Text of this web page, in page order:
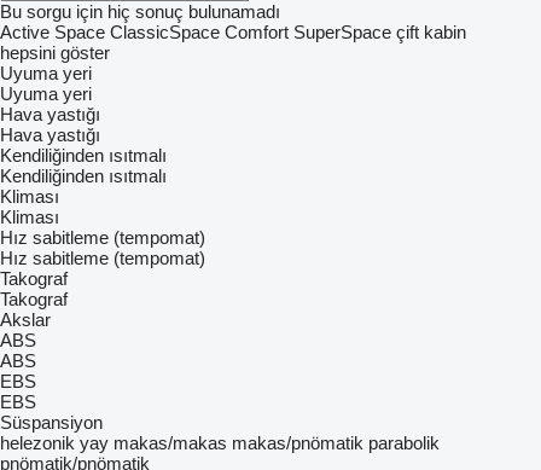
Bu sorgu için hiç sonuç bulunamadı
Active Space ClassicSpace Comfort SuperSpace çift kabin
hepsini göster
Uyuma yeri
Uyuma yeri
Hava yastığı
Hava yastığı
Kendiliğinden ısıtmalı
Kendiliğinden ısıtmalı
Kliması
Kliması
Hız sabitleme (tempomat)
Hız sabitleme (tempomat)
Takograf
Takograf
Akslar
ABS
ABS
EBS
EBS
Süspansiyon
helezonik yay makas/makas makas/pnömatik parabolik
pnömatik/pnömatik